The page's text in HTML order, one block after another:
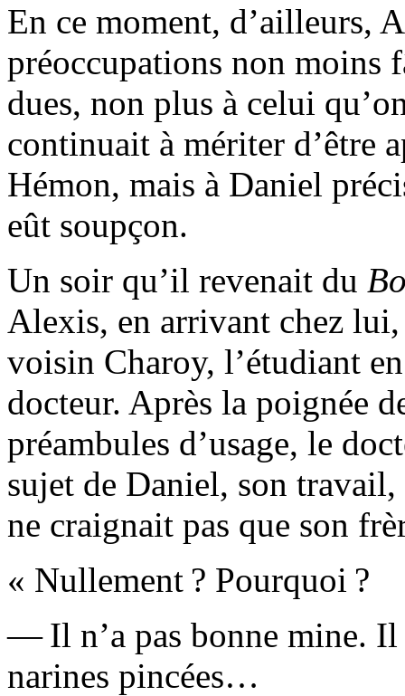
En ce moment, d’ailleurs,
préoccupations non moins
dues, non plus à celui
continuait à mériter d’être
Hémon, mais à Daniel
eût soupçon.
Un soir qu’il revenait du
Alexis, en arrivant chez lui,
voisin Charoy, l’étudiant
docteur. Après la poignée
préambules d’usage, le
sujet de Daniel, son travail,
ne craignait pas que son
« Nullement ? Pourquoi ?
— Il n’a pas bonne mine. Il
narines pincées…